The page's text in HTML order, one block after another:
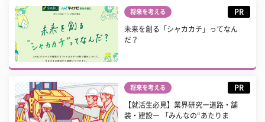
将来を考える PR
未来を創る「シャカカチ」ってなん
だ？
将来を考える PR
【就活生必見】業界研究ー道路・舗
装・建設ー 「みんなの“あたりま